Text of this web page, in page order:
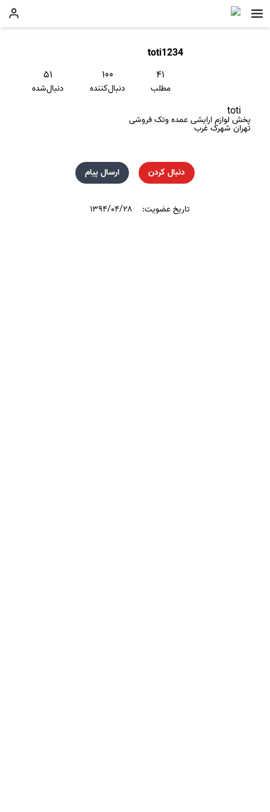
toti1234
۴۱
مطلب
۱۰۰
دنبال‌کننده
۵۱
دنبال‌شده
toti
پخش لوازم ارایشی عمده وتک فروشی
تهران شهرک غرب
دنبال کردن ارسال پیام
تاریخ عضویت: ۱۳۹۴/۰۴/۲۸